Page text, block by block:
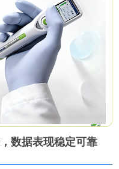
数据表现稳定可靠